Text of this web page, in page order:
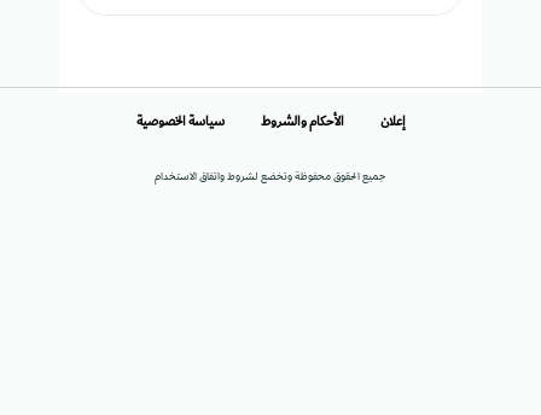
جميع الحقوق محفوظة وتخضع لشروط واتفاق الاستخدام
إعلان الأحكام والشروط سياسة الخصوصية